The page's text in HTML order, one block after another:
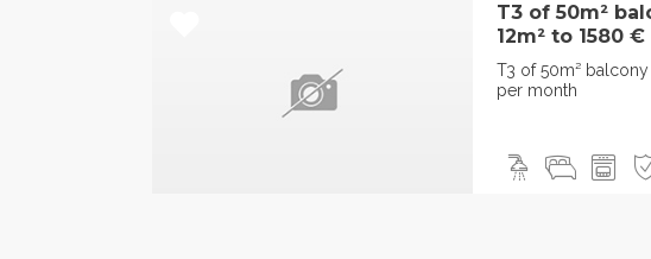
T3 of 50m²
12m² to 1580 €
T3 of 50m²
per month